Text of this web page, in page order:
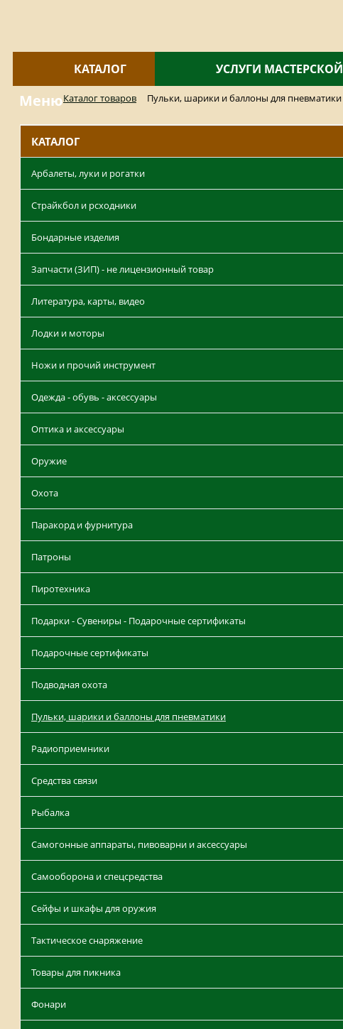
КАТАЛОГ УСЛУГИ МАСТЕРСКОЙ
МенюКаталог товаров Пульки, шарики и баллоны для пневматики
КАТАЛОГ
Арбалеты, луки и рогатки
Страйкбол и рсходники
Бондарные изделия
Запчасти (ЗИП) - не лицензионный товар
Литература, карты, видео
Лодки и моторы
Ножи и прочий инструмент
Одежда - обувь - аксессуары
Оптика и аксессуары
Оружие
Охота
Паракорд и фурнитура
Патроны
Пиротехника
Подарки - Сувениры - Подарочные сертификаты
Подарочные сертификаты
Подводная охота
Пульки, шарики и баллоны для пневматики
Радиоприемники
Средства связи
Рыбалка
Самогонные аппараты, пивоварни и аксессуары
Самооборона и спецсредства
Сейфы и шкафы для оружия
Тактическое снаряжение
Товары для пикника
Фонари